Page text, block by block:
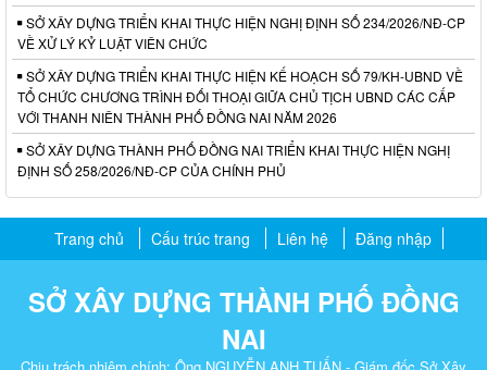
SỞ XÂY DỰNG TRIỂN KHAI THỰC HIỆN NGHỊ ĐỊNH SỐ 234/2026/NĐ-CP
VỀ XỬ LÝ KỶ LUẬT VIÊN CHỨC
SỞ XÂY DỰNG TRIỂN KHAI THỰC HIỆN KẾ HOẠCH SỐ 79/KH-UBND VỀ
TỔ CHỨC CHƯƠNG TRÌNH ĐỐI THOẠI GIỮA CHỦ TỊCH UBND CÁC CẤP
VỚI THANH NIÊN THÀNH PHỐ ĐỒNG NAI NĂM 2026
SỞ XÂY DỰNG THÀNH PHỐ ĐỒNG NAI TRIỂN KHAI THỰC HIỆN NGHỊ
ĐỊNH SỐ 258/2026/NĐ-CP CỦA CHÍNH PHỦ
Trang chủ Cấu trúc trang Liên hệ Đăng nhập
SỞ XÂY DỰNG THÀNH PHỐ ĐỒNG
NAI